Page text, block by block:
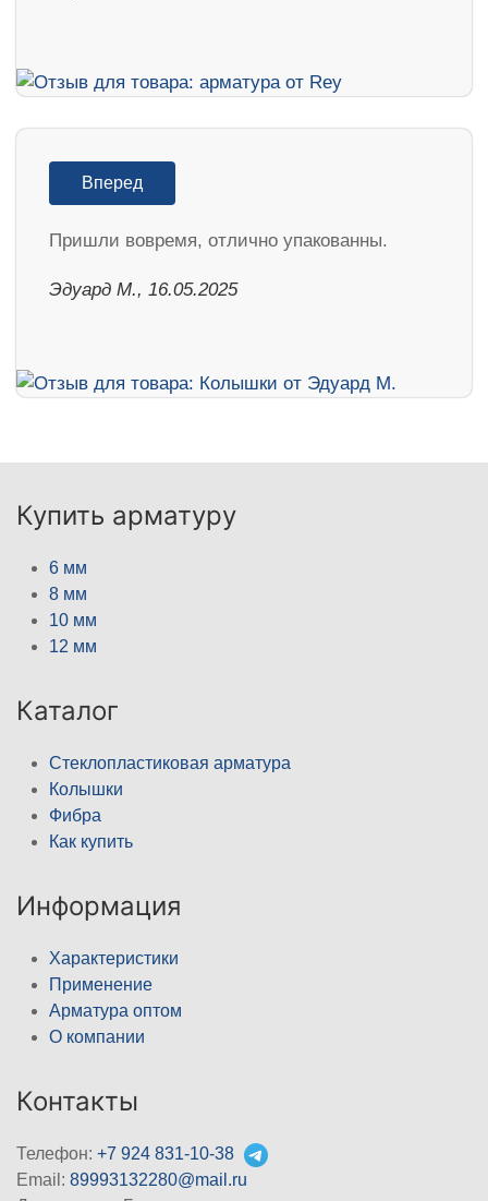
Вперед
Пришли вовремя, отлично упакованны.
Эдуард М., 16.05.2025
Купить арматуру
6 мм
8 мм
10 мм
12 мм
Каталог
Стеклопластиковая арматура
Колышки
Фибра
Как купить
Информация
Характеристики
Применение
Арматура оптом
О компании
Контакты
Телефон: +7 924 831-10-38
Email: 89993132280@mail.ru